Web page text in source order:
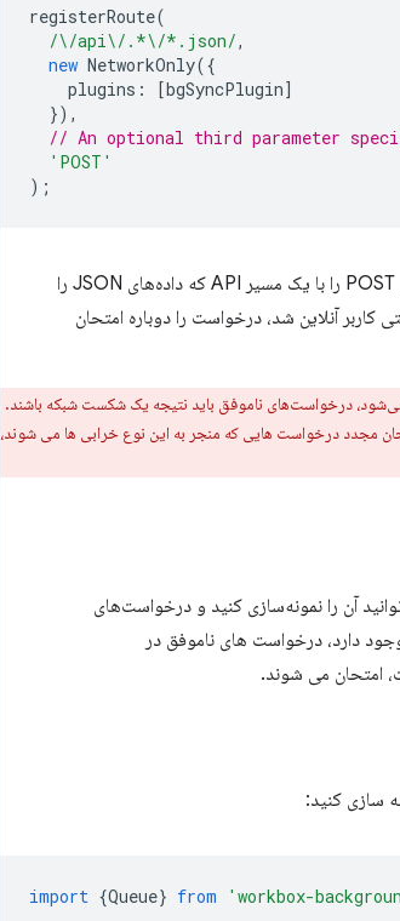
registerRoute(
/\/api\/.*\/*.json/,
new NetworkOnly({
plugins : [bgSyncPlugin]
}),
// An optional third parameter
'POST'
);
روی مسیری اعمال می‌شود که درخواست‌های POST را با یک مسیر API که داده‌های JSON را
کاربر آنلاین شد، درخواست را دوباره امتحان
درخواست‌های ناموفق باید نتیجه یک شکست شبکه باشند.
مجدد درخواست هایی که منجر به این نوع خرابی ها می شوند،
آن را نمونه‌سازی کنید و درخواست‌های
دارد، درخواست های ناموفق در
امتحان می شوند.
سازی کنید:
import {Queue} from 'workbox-